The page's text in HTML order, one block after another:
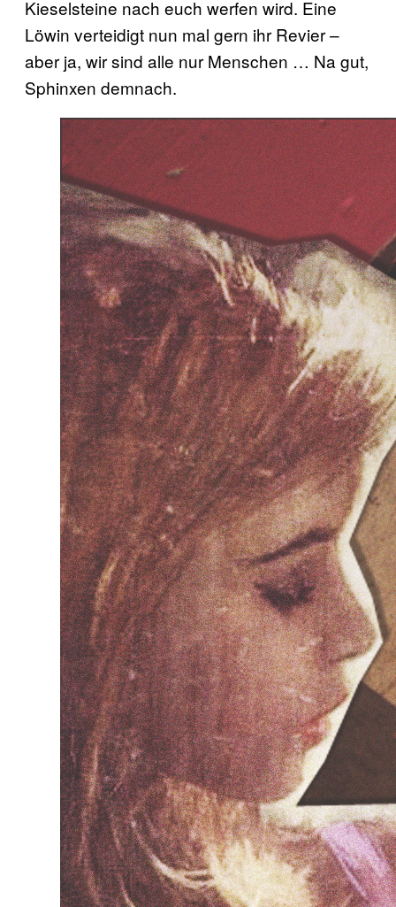
Kieselsteine nach euch werfen wird. Eine
Löwin verteidigt nun mal gern ihr Revier –
aber ja, wir sind alle nur Menschen … Na gut,
Sphinxen demnach.